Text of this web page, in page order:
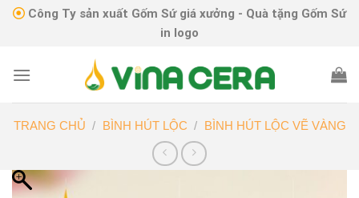
Skip Công Ty sản xuất Gốm Sứ giá xưởng - Quà tặng Gốm Sứ
in logo
TRANG CHỦ / BÌNH HÚT LỘC / BÌNH HÚT LỘC VẼ VÀNG